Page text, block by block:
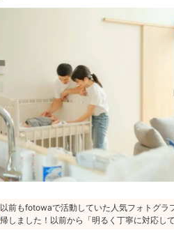
以前もfotowaで活動していた人気フォトグラ
帰しました！以前から「明るく丁寧に対応し